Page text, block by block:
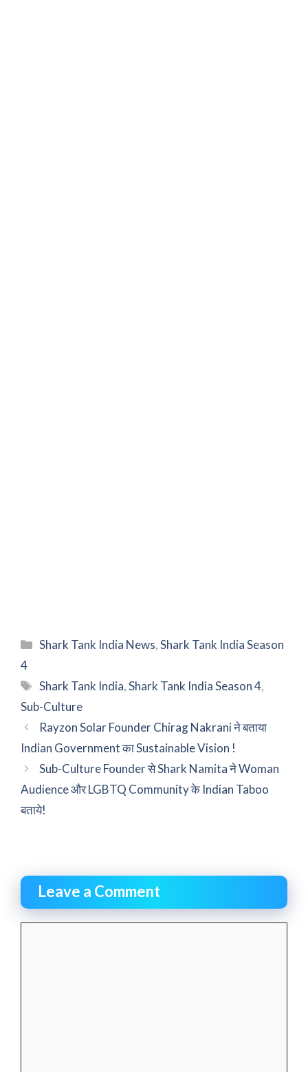
Categories
Shark Tank India News,Shark Tank India Season
4
Tags
Shark Tank India,Shark Tank India Season 4,
Sub-Culture
Rayzon Solar Founder Chirag Nakrani ने बताया
Indian Government का Sustainable Vision !
Sub-Culture Founder से Shark Namita ने Woman
Audience और LGBTQ Community के Indian Taboo
बताये!
Leave a Comment